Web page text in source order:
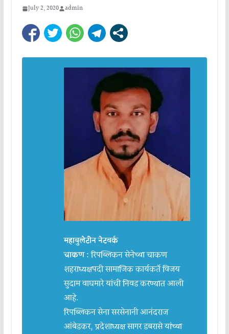
July 2, 2020 admin
महाबुलेटीन नेटवर्क
चाकण :रिपब्लिकन सेनेच्या चाकण
शहराध्यक्षपदी सामाजिक कार्यकर्ते विजय
सुदाम वाघमारे यांची निवड करण्यात आली
आहे.
रिपब्लिकन सेना सरसेनानी आनंदराज
आंबेडकर, प्रदेशाध्यक्ष सागर डबरासे यांच्या